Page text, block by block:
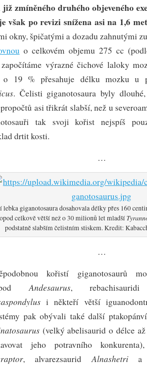
zmíněného druhého objeveného
však po revizi snížena asi na 1,6
okny, špičatými a dozadu zahnutými
o celkovém objemu 275 cc
výrazné čichové laloky
o 19 % přesahuje délku mozku u
. Čelisti giganotosaura byly
asi třikrát slabší, než u
tak svoji kořist nejspíš
drtit kosti.
…
lebka giganotosaura dosahovala délky přes 160
celkově větší než o 30 milionů let mladší
podstatně slabším čelistním stiskem. Kredit:
…
kořistí giganotosaurů
Andesaurus,
i někteří větší
pak obývali také další
(velký abelisaurid o délce
jeho potravního
, alvarezsaurid Alnashetria